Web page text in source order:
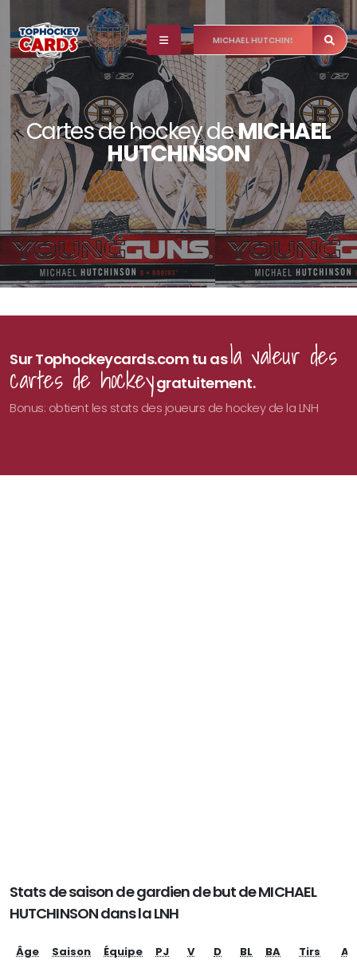
Cartes de hockey deMICHAEL
HUTCHINSON
Sur Tophockeycards.com tu asla valeur des
cartes de hockey gratuitement.
Bonus: obtient les stats des joueurs de hockey de la LNH
Stats de saison de gardien de but de MICHAEL
HUTCHINSON dans la LNH
Âge Saison Équipe PJ V D BL BA Tirs